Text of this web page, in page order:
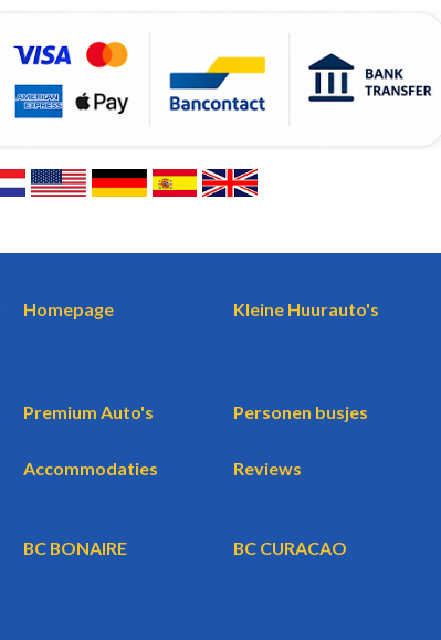
Homepage Kleine Huurauto's
Premium Auto's Personen busjes
Accommodaties Reviews
BC BONAIRE BC CURACAO